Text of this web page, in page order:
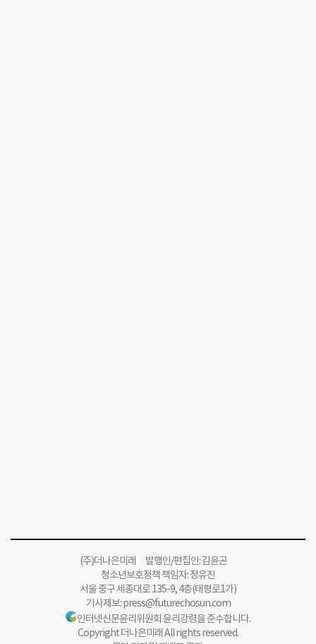
(주)더나은미래 발행인/편집인: 김윤곤
청소년보호정책 책임자: 정유진
서울 중구 세종대로 135-9, 4층(태평로1가)
기사제보:press@futurechosun.com
인터넷신문윤리위원회 윤리강령을 준수합니다.
Copyright 더나은미래 All rights reserved.